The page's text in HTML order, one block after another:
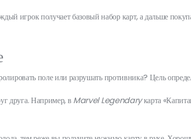
игрок получает базовый набор карт, а дальше
поле или разрушать противника? Цель
друга. Например, в Marvel Legendaryкарта